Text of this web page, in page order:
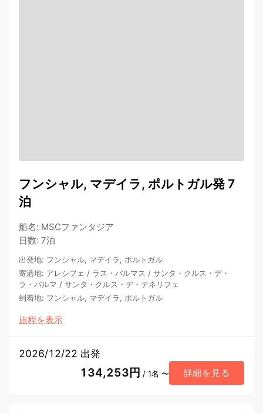
フンシャル, マデイラ, ポルトガル発 7
泊
船名: MSCファンタジア
日数: 7泊
出発地: フンシャル, マデイラ, ポルトガル
寄港地: アレシフェ / ラス・パルマス / サンタ・クルス・デ・
ラ・パルマ / サンタ・クルス・デ・テネリフェ
到着地: フンシャル, マデイラ, ポルトガル
旅程を表示
2026/12/22 出発
134,253円 / 1名 〜 詳細を見る